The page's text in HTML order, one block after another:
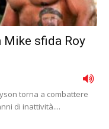
Mike sfida Roy
torna a combattere
di inattività....